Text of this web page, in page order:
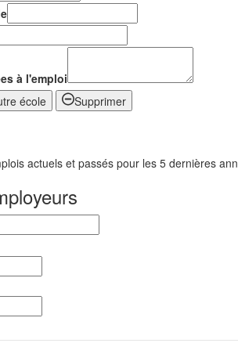
à l'emploi
école
Supprimer
actuels et passés pour les 5 dernières